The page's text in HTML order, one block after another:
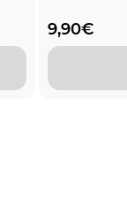
9,90€